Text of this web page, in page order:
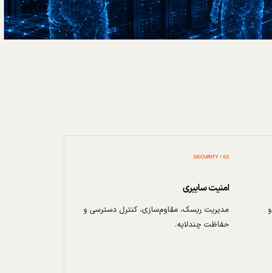
03 / SECURITY
امنیت سایبری
مدیریت ریسک، مقاوم‌سازی، کنترل دسترسی و
حفاظت چندلایه.